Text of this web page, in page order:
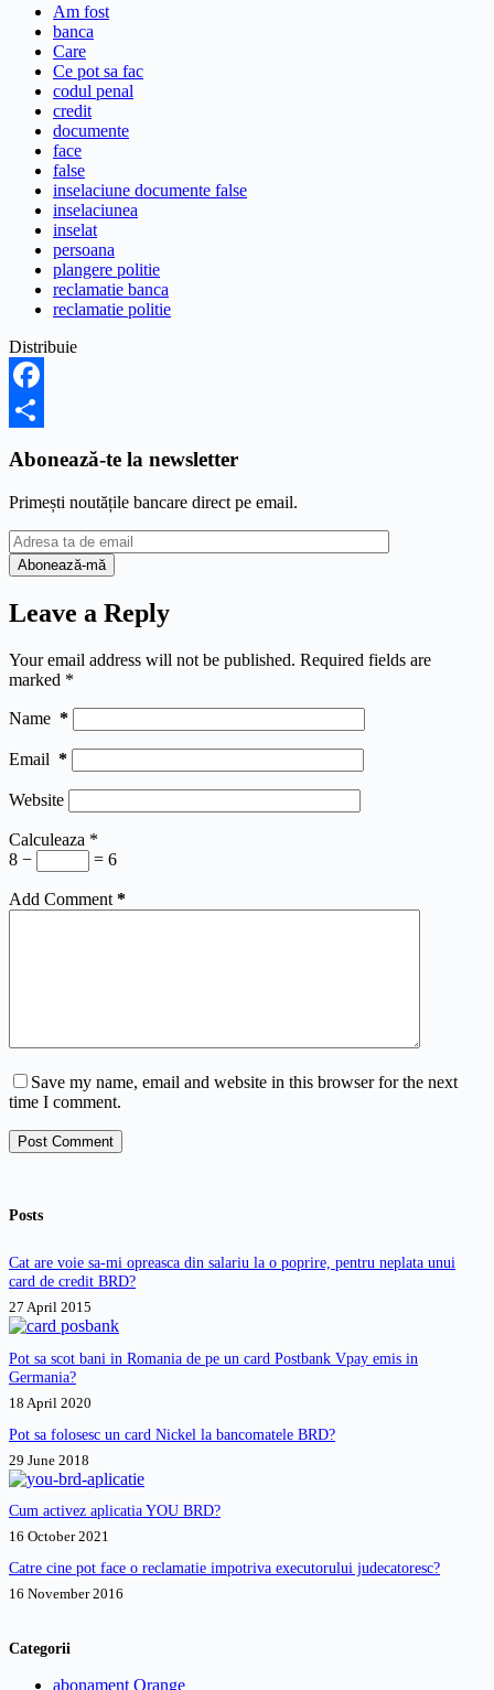
Am fost
banca
Care
Ce pot sa fac
codul penal
credit
documente
face
false
inselaciune documente false
inselaciunea
inselat
persoana
plangere politie
reclamatie banca
reclamatie politie
Distribuie
Facebook
Abonează-te la newsletter
Primești noutățile bancare direct pe email.
Leave a Reply
Your email address will not be published. Required fields are
marked *
Name *
Email *
Website
Calculeaza *
8 −
= 6
Add Comment *
Save my name, email and website in this browser for the next
time I comment.
Post Comment
Posts
Cat are voie sa-mi opreasca din salariu la o poprire, pentru neplata unui
card de credit BRD?
27 April 2015
Pot sa scot bani in Romania de pe un card Postbank Vpay emis in
Germania?
18 April 2020
Pot sa folosesc un card Nickel la bancomatele BRD?
29 June 2018
Cum activez aplicatia YOU BRD?
16 October 2021
Catre cine pot face o reclamatie impotriva executorului judecatoresc?
16 November 2016
Categorii
abonament Orange